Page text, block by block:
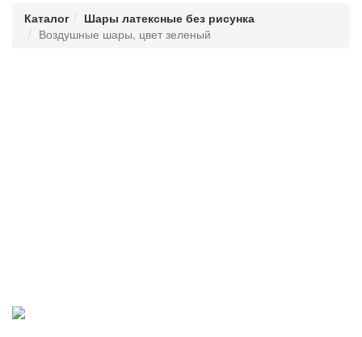
Каталог
Шары латексные без рисунка
Воздушные шары, цвет зеленый